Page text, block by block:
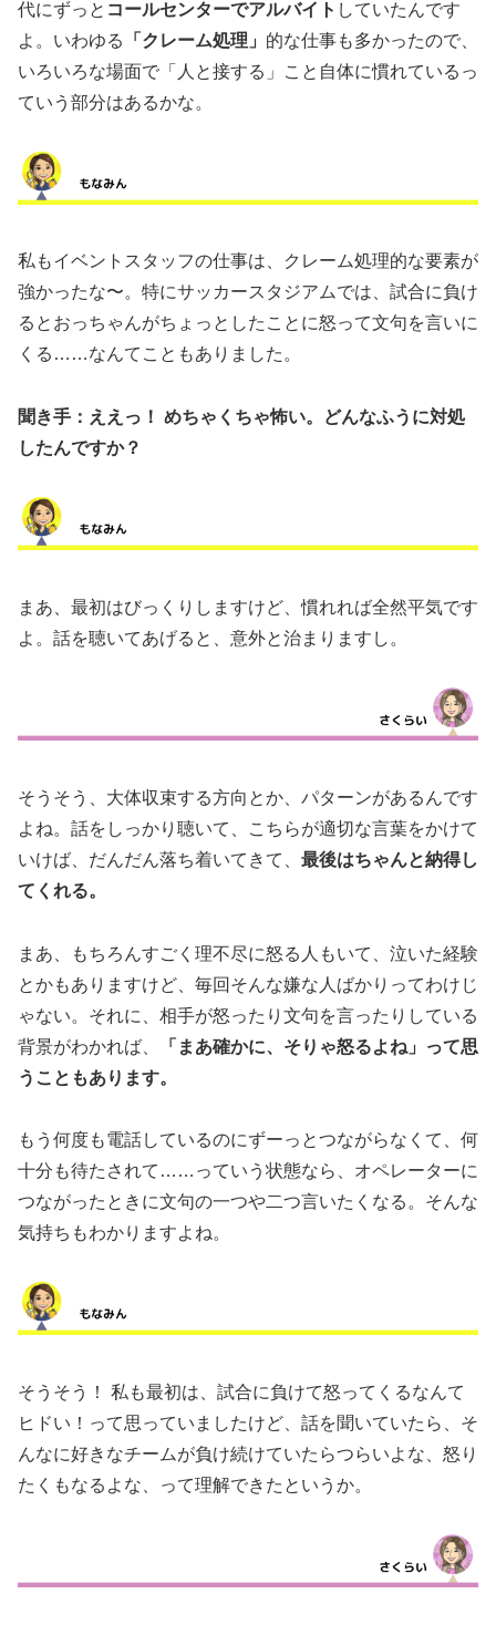
代にずっと コールセンターでアルバイト していたんです
よ。いわゆる
「クレーム処理」 的な仕事も多かったので、
いろいろな場面で「人と接する」こと自体に慣れているっ
ていう部分はあるかな。
私もイベントスタッフの仕事は、クレーム処理的な要素が
強かったな〜。特にサッカースタジアムでは、試合に負け
るとおっちゃんがちょっとしたことに怒って文句を言いに
くる……なんてこともありました。
聞き手：ええっ！ めちゃくちゃ怖い。どんなふうに対処
したんですか？
まあ、最初はびっくりしますけど、慣れれば全然平気です
よ。話を聴いてあげると、意外と治まりますし。
そうそう、大体収束する方向とか、パターンがあるんです
よね。話をしっかり聴いて、こちらが適切な言葉をかけて
いけば、だんだん落ち着いてきて、 最後はちゃんと納得し
てくれる。
まあ、もちろんすごく理不尽に怒る人もいて、泣いた経験
とかもありますけど、毎回そんな嫌な人ばかりってわけじ
ゃない。それに、相手が怒ったり文句を言ったりしている
背景がわかれば、
「まあ確かに、そりゃ怒るよね」って思
うこともあります。
もう何度も電話しているのにずーっとつながらなくて、何
十分も待たされて……っていう状態なら、オペレーターに
つながったときに文句の一つや二つ言いたくなる。そんな
気持ちもわかりますよね。
そうそう！ 私も最初は、試合に負けて怒ってくるなんて
ヒドい！って思っていましたけど、話を聞いていたら、そ
んなに好きなチームが負け続けていたらつらいよな、怒り
たくもなるよな、って理解できたというか。